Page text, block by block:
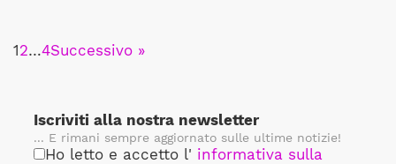
12…4Successivo »
Iscriviti alla nostra newsletter
... E rimani sempre aggiornato sulle ultime notizie!
Ho letto e accetto l' informativa sulla